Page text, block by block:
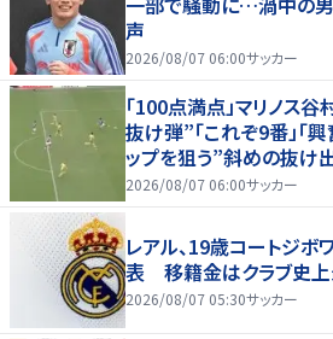
声
2026/08/07 06:00サッカー
「100点満点」マリノス
抜け弾”「これぞ9番」「
ップを狙う”斜めの抜け
2026/08/07 06:00サッカー
レアル、19歳コートジ
表 移籍金はクラブ史
2026/08/07 05:30サッカー